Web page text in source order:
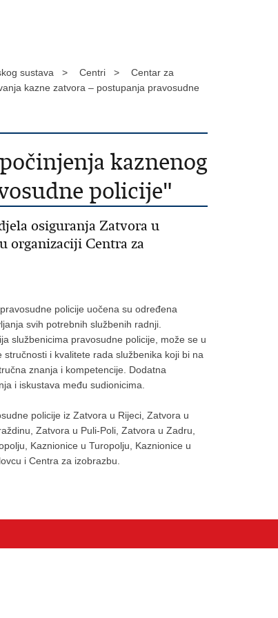
sustava > Centri >
Centar za
kazne zatvora – postupanja pravosudne
kaznenog
policije"
osiguranja Zatvora u
organizaciji Centra za
policije uočena su određena
svih potrebnih službenih radnji.
službenicima pravosudne policije, može se u
i kvalitete rada službenika koji bi na
znanja i kompetencije. Dodatna
i iskustava među sudionicima.
policije iz Zatvora u Rijeci, Zatvora u
Zatvora u Puli-Poli, Zatvora u Zadru,
Kaznionice u Turopolju, Kaznionice u
i Centra za izobrazbu.